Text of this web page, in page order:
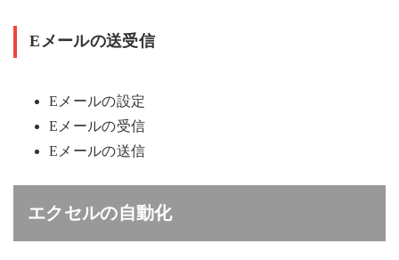
Eメールの送受信
Eメールの設定
Eメールの受信
Eメールの送信
エクセルの自動化